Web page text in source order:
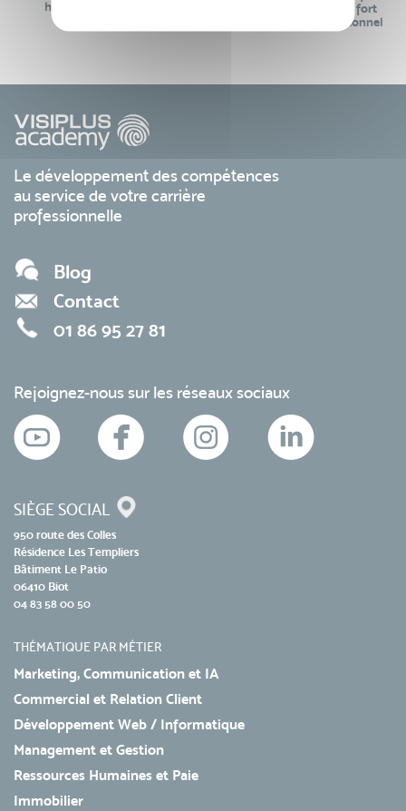
hors temps de travail
« de pointe » et en lien fort
avec le monde professionnel
Le développement des compétences
au service de votre carrière
professionnelle
Blog
Contact
01 86 95 27 81
Rejoignez-nous sur les réseaux sociaux
SIÈGE SOCIAL
950 route des Colles
Résidence Les Templiers
Bâtiment Le Patio
06410 Biot
04 83 58 00 50
THÉMATIQUE PAR MÉTIER
Marketing, Communication et IA
Commercial et Relation Client
Développement Web / Informatique
Management et Gestion
Ressources Humaines et Paie
Immobilier